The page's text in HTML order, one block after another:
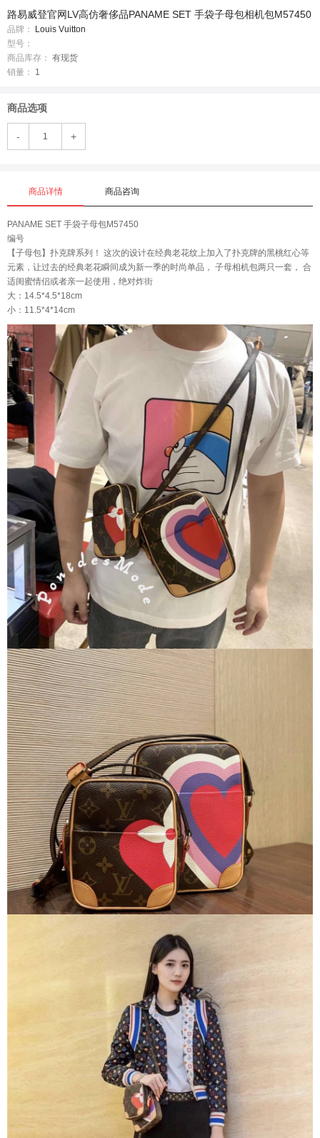
路易威登官网LV高仿奢侈品PANAME SET 手袋子母包相机包M57450
品牌：
Louis Vuitton
型号：
商品库存： 有现货
销量：
1
商品选项
- +
商品详情 商品咨询
PANAME SET 手袋子母包M57450
编号
【子母包】扑克牌系列！ 这次的设计在经典老花纹上加入了扑克牌的黑桃红心等
元素，让过去的经典老花瞬间成为新一季的时尚单品， 子母相机包两只一套， 合
适闺蜜情侣或者亲一起使用，绝对炸街
大：14.5*4.5*18cm
小：11.5*4*14cm